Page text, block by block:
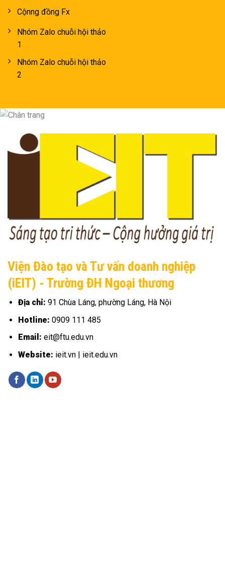
Cộnng đồng Fx
Nhóm Zalo chuỗi hội thảo
1
Nhóm Zalo chuỗi hội thảo
2
Viện Đào tạo và Tư vấn doanh nghiệp
(iEIT) - Trường ĐH Ngoại thương
Địa chỉ: 91 Chùa Láng, phường Láng, Hà Nội
Hotline: 0909 111 485
Email: eit@ftu.edu.vn
Website: ieit.vn | ieit.edu.vn